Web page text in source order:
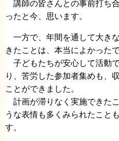
講師の皆さんとの事前打ち
ったと今、思います。
一方で、年間を通して大き
きたことは、本当によかったで
子どもたちが安心して活動
り、苦労した参加者集めも、
ことができました。
計画が滞りなく実施できた
うな表情も多くみられたこと
す